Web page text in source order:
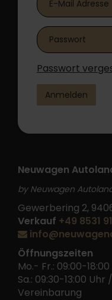
Passwort
Anmelden
Neuwagen
by Neuwagen
Gewerbering 2,
Verkauf +49 8531
Öffnungszeiten
Mo.- Fr.: 09:00-
Sa.: 09:30-13:00
Vereinbarung